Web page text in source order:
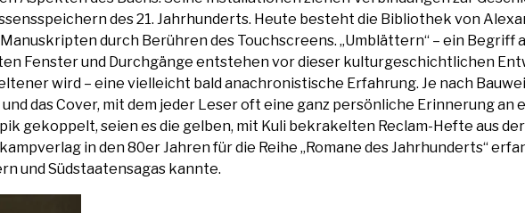
des 21. Jahr­hun­derts. Heu­te besteht die Biblio­thek von
durch Berüh­ren des Touch­screens. „Umblät­tern“ – ein
Fens­ter und Durch­gän­ge ent­ste­hen vor die­ser kul­tur­ge­schicht­li­chen
wird – eine viel­leicht bald ana­chro­nis­ti­sche Erfah­rung. Je nach
das Cover, mit dem jeder Leser oft eine ganz per­sön­li­che Erin­ne­rung an
gekop­pelt, sei­en es die gel­ben, mit Kuli bekra­kel­ten Reclam-Hef­te aus
in den 80er Jah­ren für die Rei­he „Roma­ne des Jahr­hun­derts“
und Süd­staa­ten­sa­gas kannte.